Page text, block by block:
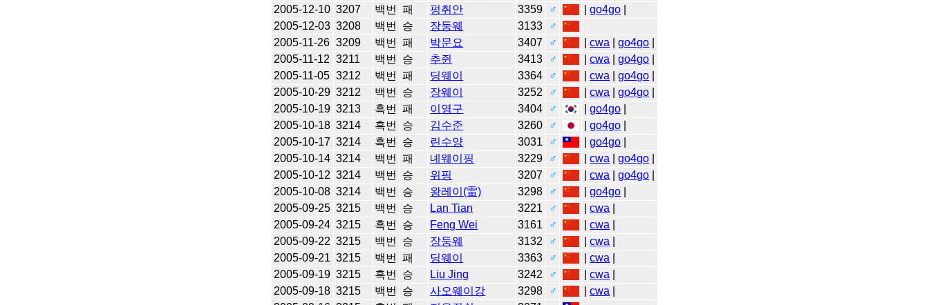
2005-12-10 3207 백번 패 펑취안 3359 ♂ |go4go
2005-12-03 3208 백번 승 장둥웨 3133
♂
2005-11-26 3209 백번 패 박문요 3407 ♂ |cwa |go4go
2005-11-12 3211 백번 승 추쥔 3413 ♂ |cwa |go4go
2005-11-05 3212 백번 패 딩웨이 3364 ♂ |cwa |go4go
2005-10-29 3212 백번 승 장웨이 3252 ♂ |cwa |go4go
2005-10-19 3213 흑번 패 이영구 3404 ♂ |go4go
2005-10-18 3214 흑번 승 김수준 3260 ♂ |go4go
2005-10-17 3214 흑번 승 린수양 3031 ♂ |go4go
2005-10-14 3214 백번 패 녜웨이핑 3229 ♂ |cwa |go4go
2005-10-12 3214 백번 승 위핑 3207 ♂ |cwa |go4go
2005-10-08 3214 백번 승 왕레이(雷) 3298 ♂ |go4go
2005-09-25 3215 백번 승 Lan Tian 3221 ♂ |cwa
2005-09-24 3215 흑번 승 Feng Wei 3161 ♂ |cwa
2005-09-22 3215 백번 승 장둥웨 3132 ♂ |cwa
2005-09-21 3215 백번 패 딩웨이 3363 ♂ |cwa
2005-09-19 3215 흑번 승 Liu Jing 3242 ♂ |cwa
2005-09-18 3215 백번 승 사오웨이강 3298 ♂ |cwa